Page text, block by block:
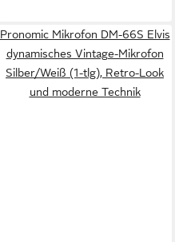
Pronomic Mikrofon DM-66S Elvis
dynamisches Vintage-Mikrofon
Silber/Weiß (1-tlg), Retro-Look
und moderne Technik